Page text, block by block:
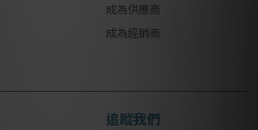
成為供應商
成為經銷商
追蹤我們